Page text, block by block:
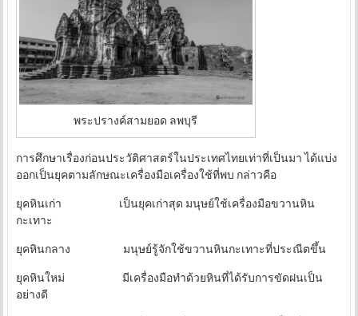
พระปรางค์สามยอด ลพบุรี
การศึกษาเรื่องก่อนประวัติศาสตร์ในประเทศไทยเท่าที่เป็นมา ได้แบ่ง
ออกเป็นยุคตามลักษณะเครื่องมือเครื่องใช้ที่พบ กล่าวคือ
ยุคหินเก่า เป็นยุคเก่าสุด มนุษย์ใช้เครื่องมือขวานหิน
กะเทาะ
ยุคหินกลาง มนุษย์รู้จักใช้ขวานหินกะเทาะที่ประณีตขึ้น
ยุคหินใหม่ มีเครื่องมือทำด้วยหินที่ได้รับการขัดฝนเป็น
อย่างดี